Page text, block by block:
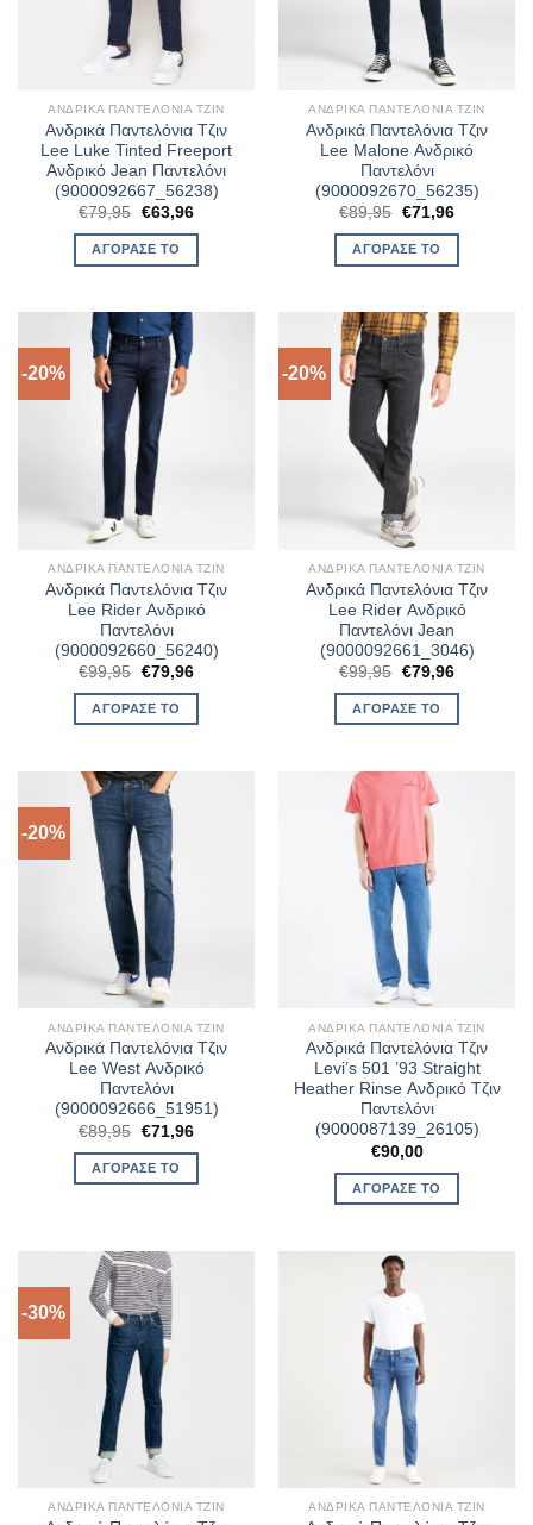
ΑΝΔΡΙΚΆ ΠΑΝΤΕΛΌΝΙΑ ΤΖΙΝ
Ανδρικά Παντελόνια Τζιν
Lee Luke Tinted Freeport
Ανδρικό Jean Παντελόνι
(9000092667_56238)
€79,95 Original
was:
€79,95.
€63,96Η
ΑΓΌΡΑΣΈ ΤΟ
ΑΝΔΡΙΚΆ ΠΑΝΤΕΛΌΝΙΑ ΤΖΙΝ
Ανδρικά Παντελόνια Τζιν
Lee Malone Ανδρικό
Παντελόνι
(9000092670_56235)
€89,95 Original
was:
€89,95.
€71,96Η
ΑΓΌΡΑΣΈ ΤΟ
-20%
ΑΝΔΡΙΚΆ ΠΑΝΤΕΛΌΝΙΑ ΤΖΙΝ
Ανδρικά Παντελόνια Τζιν
Lee Rider Ανδρικό
Παντελόνι
(9000092660_56240)
€99,95 Original
was:
€99,95.
€79,96Η
ΑΓΌΡΑΣΈ ΤΟ
-20%
ΑΝΔΡΙΚΆ ΠΑΝΤΕΛΌΝΙΑ ΤΖΙΝ
Ανδρικά Παντελόνια Τζιν
Lee Rider Ανδρικό
Παντελόνι Jean
(9000092661_3046)
€99,95 Original
was:
€99,95.
€79,96Η
ΑΓΌΡΑΣΈ ΤΟ
-20%
ΑΝΔΡΙΚΆ ΠΑΝΤΕΛΌΝΙΑ ΤΖΙΝ
Ανδρικά Παντελόνια Τζιν
Lee West Ανδρικό
Παντελόνι
(9000092666_51951)
€89,95 Original
was:
€89,95.
€71,96Η
ΑΓΌΡΑΣΈ ΤΟ
ΑΝΔΡΙΚΆ ΠΑΝΤΕΛΌΝΙΑ ΤΖΙΝ
Ανδρικά Παντελόνια Τζιν
Levi’s 501 ’93 Straight
Heather Rinse Ανδρικό Τζιν
Παντελόνι
(9000087139_26105)
€90,00
ΑΓΌΡΑΣΈ ΤΟ
-30%
ΑΝΔΡΙΚΆ ΠΑΝΤΕΛΌΝΙΑ ΤΖΙΝ ΑΝΔΡΙΚΆ ΠΑΝΤΕΛΌΝΙΑ ΤΖΙΝ